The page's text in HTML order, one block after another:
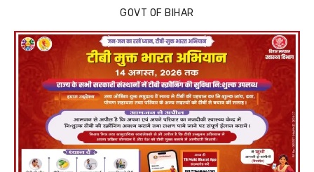
GOVT OF BIHAR